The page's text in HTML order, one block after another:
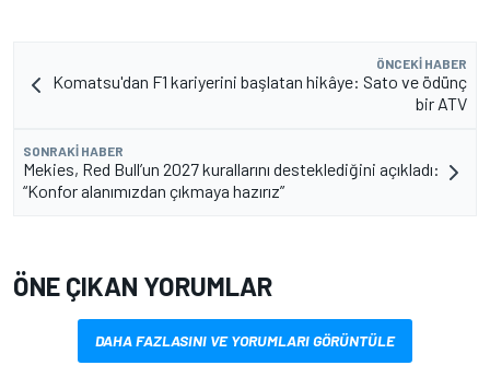
ÖNCEKI HABER
Komatsu'dan F1 kariyerini başlatan hikâye: Sato ve ödünç
bir ATV
SONRAKI HABER
Mekies, Red Bull’un 2027 kurallarını desteklediğini açıkladı:
“Konfor alanımızdan çıkmaya hazırız”
ÖNE ÇIKAN YORUMLAR
DAHA FAZLASINI VE YORUMLARI GÖRÜNTÜLE